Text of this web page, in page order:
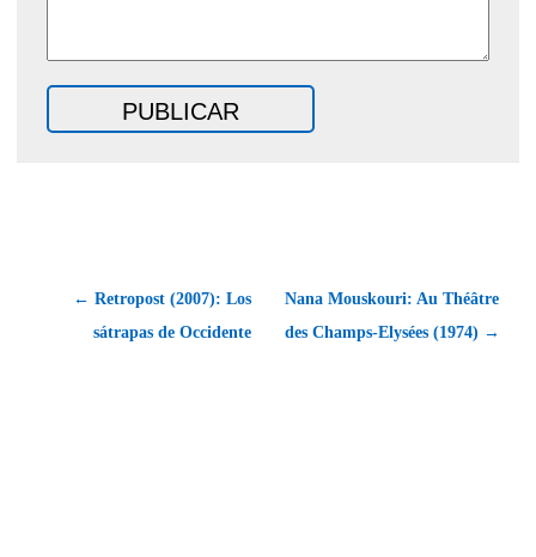
← Retropost (2007): Los
sátrapas de Occidente
Nana Mouskouri: Au Théâtre
des Champs-Elysées (1974) →